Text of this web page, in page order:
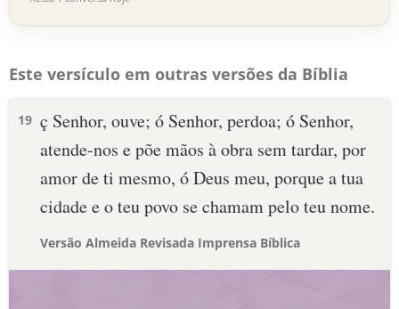
Este versículo em outras versões da Bíblia
19 ç Senhor, ouve; ó Senhor, perdoa; ó Senhor,
atende-nos e põe mãos à obra sem tardar, por
amor de ti mesmo, ó Deus meu, porque a tua
cidade e o teu povo se chamam pelo teu nome.
Versão Almeida Revisada Imprensa Bíblica